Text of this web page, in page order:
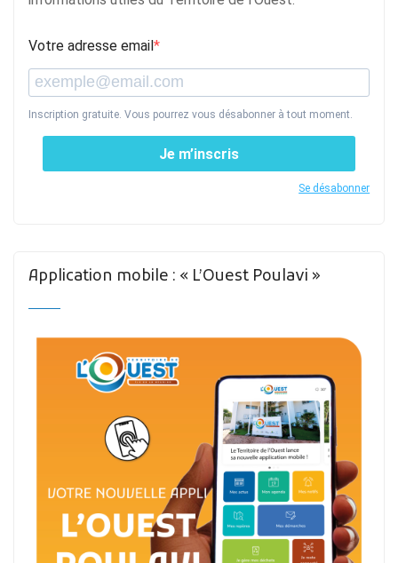
Votre adresse email
Inscription gratuite. Vous pourrez vous désabonner à tout moment.
Je m’inscris
Se désabonner
Application mobile : « L’Ouest Poulavi »